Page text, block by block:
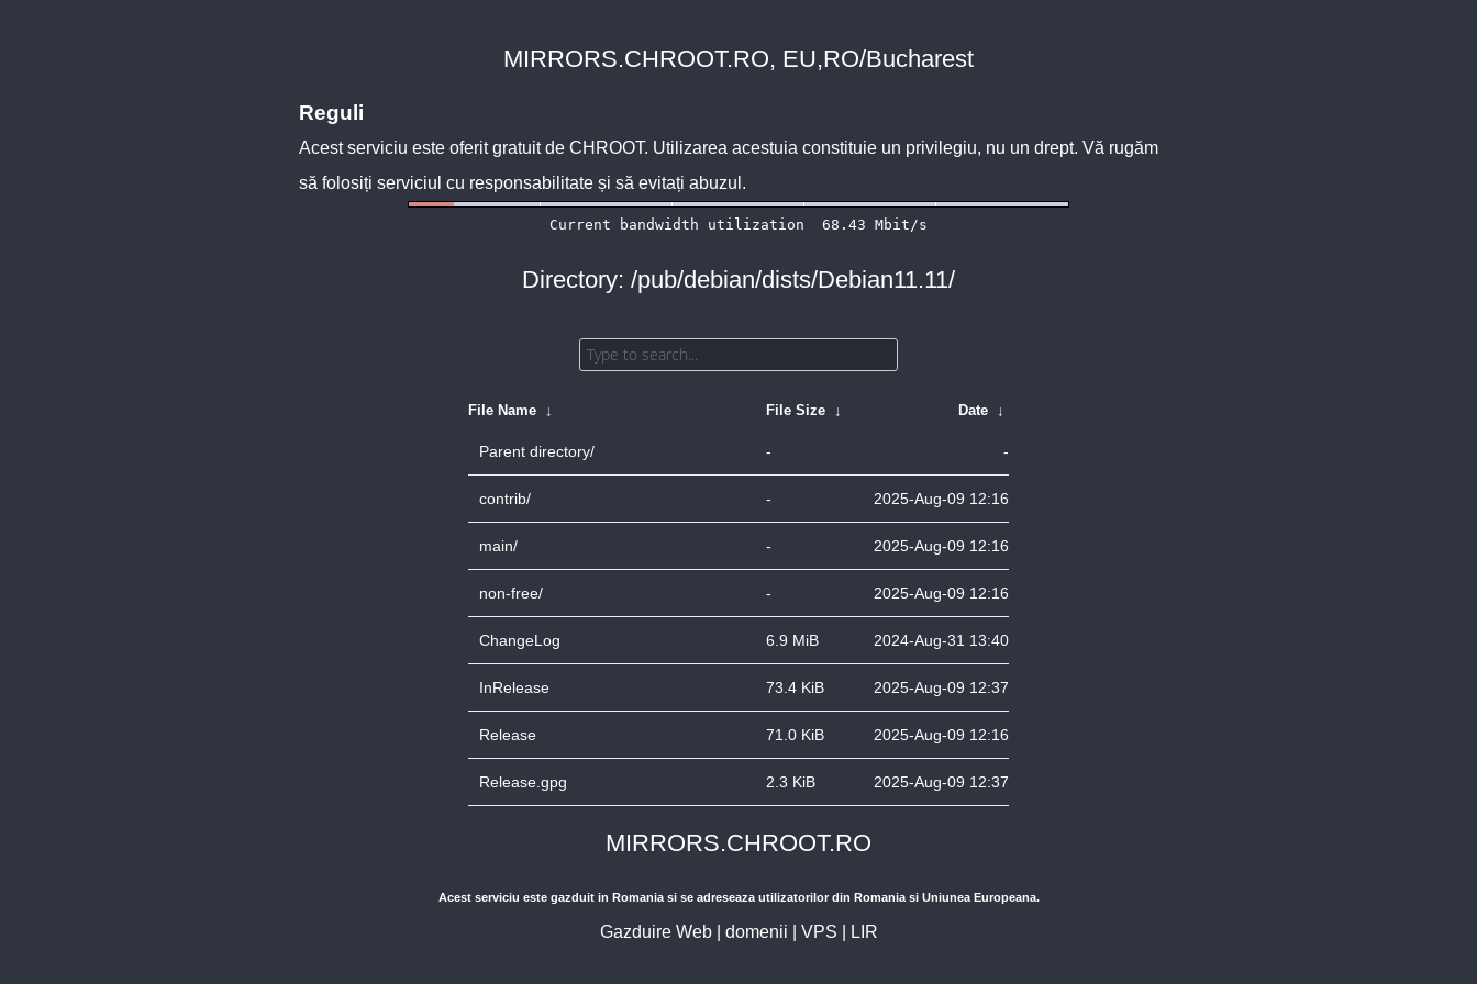
MIRRORS.CHROOT.RO, EU,RO/Bucharest
Reguli
Acest serviciu este oferit gratuit de CHROOT. Utilizarea acestuia constituie un privilegiu, nu un drept. Vă rugăm
să folosiți serviciul cu responsabilitate și să evitați abuzul.
Directory: /pub/debian/dists/Debian11.11/
File Name ↓ File Size ↓ Date ↓
Parent directory/ - -
contrib/ - 2025-Aug-09 12:16
main/ - 2025-Aug-09 12:16
non-free/ - 2025-Aug-09 12:16
ChangeLog 6.9 MiB 2024-Aug-31 13:40
InRelease 73.4 KiB 2025-Aug-09 12:37
Release 71.0 KiB 2025-Aug-09 12:16
Release.gpg 2.3 KiB 2025-Aug-09 12:37
MIRRORS.CHROOT.RO
Acest serviciu este gazduit in Romania si se adreseaza utilizatorilor din Romania si Uniunea Europeana.
Gazduire Web| domenii VPS LIR